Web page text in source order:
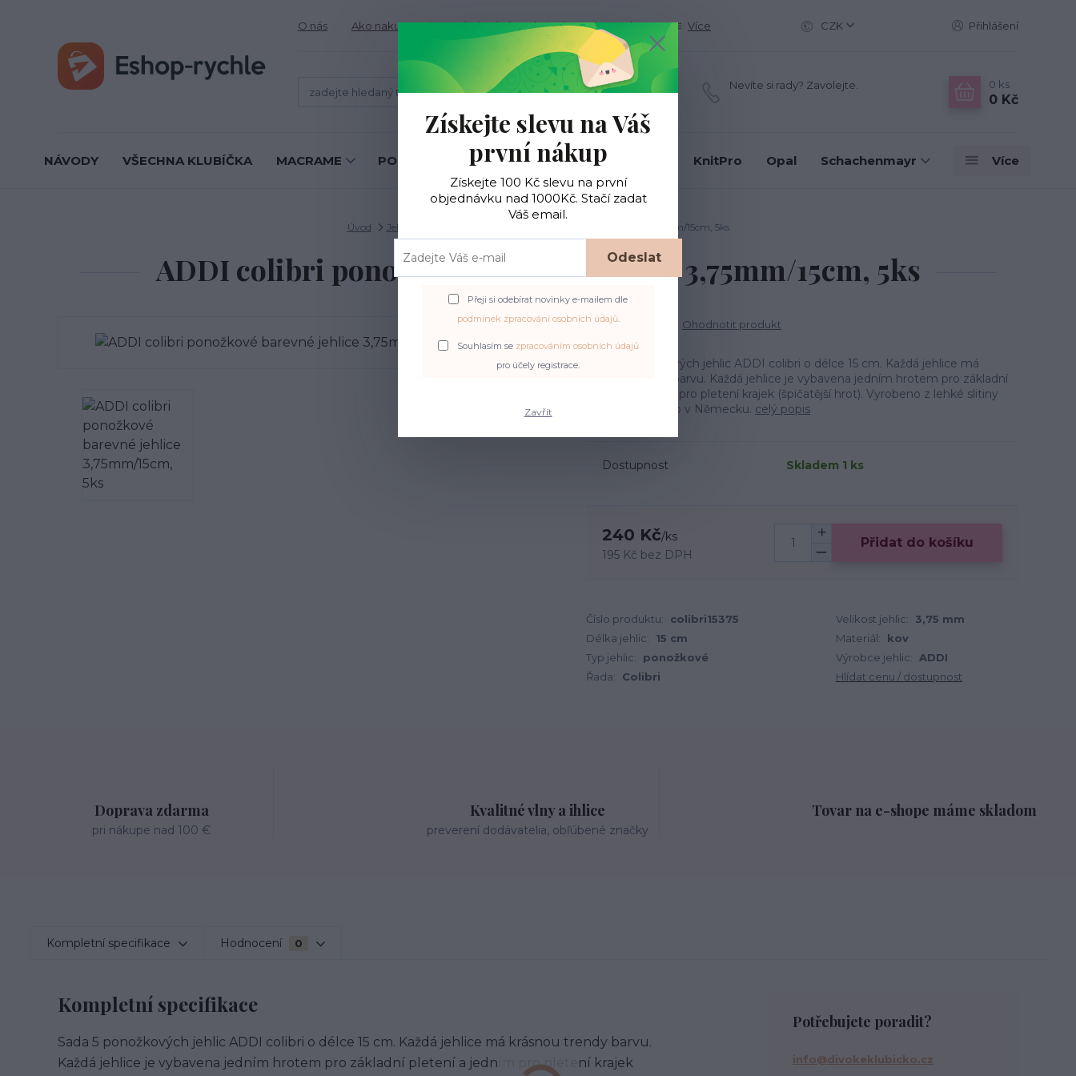
O nás Ako nakupovať Obchodné podmienky Kontakty Více CZK Přihlášení
Hledat
Nevíte si rady? Zavolejte. 0 ks
0 Kč
NÁVODY VŠECHNA KLUBÍČKA MACRAME PONOŽKOVÉ PŘÍZE BC Garn KnitPro Opal Schachenmayr Více
Úvod Jehlice ADDI ADDI colibri ponožkové barevné jehlice 3,75mm/15cm, 5ks
ADDI colibri ponožkové barevné jehlice 3,75mm/15cm, 5ks
Ohodnotit produkt
Sada 5 ponožkových jehlic ADDI colibri o délce 15 cm. Každá jehlice má
krásnou trendy barvu. Každá jehlice je vybavena jedním hrotem pro základní
pletení a jedním pro pletení krajek (špičatější hrot). Vyrobeno z lehké slitiny
hliníku. Vyrobeno v Německu. celý popis
Dostupnost Skladem 1 ks
240 Kč/ks
195 Kč bez DPH
Přidat do košíku
Číslo produktu: colibri15375 Velikost jehlic:
3,75 mm
Délka jehlic:
15 cm Materiál:
kov
Typ jehlic:
ponožkové Výrobce jehlic:
ADDI
Řada:
Colibri Hlídat cenu / dostupnost
Doprava zdarma
pri nákupe nad 100 €
Kvalitné vlny a ihlice
preverení dodávatelia, obľúbené značky
Tovar na e-shope máme skladom
Kompletní specifikace Hodnocení 0
Kompletní specifikace
Sada 5 ponožkových jehlic ADDI colibri o délce 15 cm. Každá jehlice má krásnou trendy barvu.
Každá jehlice je vybavena jedním hrotem pro základní pletení a jedním pro pletení krajek
Potřebujete poradit?
info@divokeklubicko.cz
Získejte slevu na Váš
první nákup
Získejte 100 Kč slevu na první
objednávku nad 1000Kč. Stačí zadat
Váš email.
Odeslat
Přeji si odebírat novinky e-mailem dle
podmínek zpracování osobních údajů.
Souhlasím se zpracováním osobních údajů
pro účely registrace.
Zavřít